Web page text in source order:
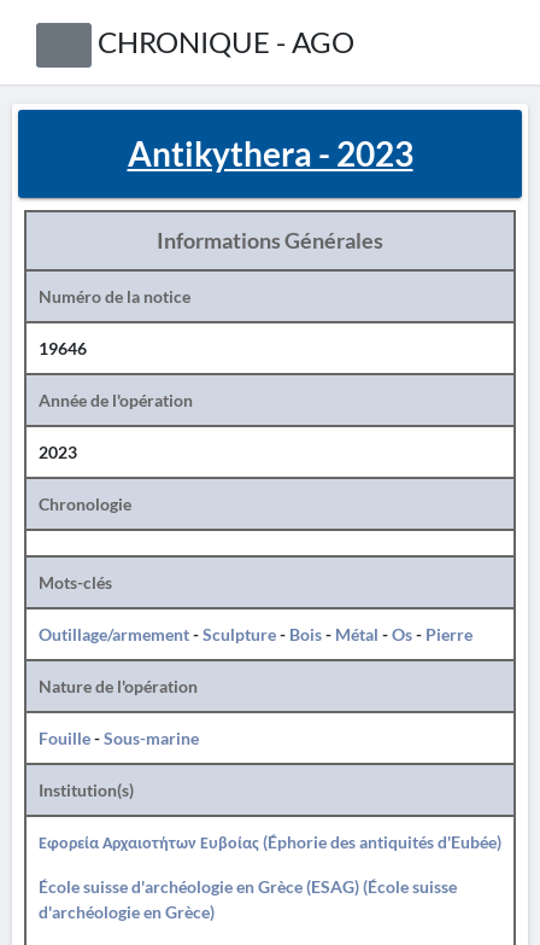
CHRONIQUE - AGO
Antikythera - 2023
Informations Générales
Numéro de la notice
19646
Année de l'opération
2023
Chronologie
Mots-clés
Outillage/armement-Sculpture- Bois- Métal -Os- Pierre
Nature de l'opération
Fouille-Sous-marine
Institution(s)
Εφορεία Αρχαιοτήτων Ευβοίας (Éphorie des antiquités d'Eubée)
École suisse d'archéologie en Grèce (ESAG) (École suisse
d'archéologie en Grèce)